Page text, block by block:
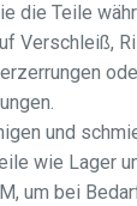
die Teile
Verschleiß,
und
wie Lager
um bei